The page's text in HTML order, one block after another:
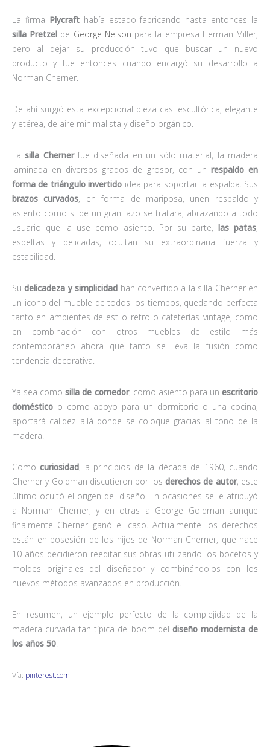
La firma Plycrafthabía estado fabricando hasta entonces la
silla Pretzel de George Nelson para la empresa Herman Miller,
pero al dejar su producción tuvo que buscar un nuevo
producto y fue entonces cuando encargó su desarrollo a
Norman Cherner.
De ahí surgió esta excepcional pieza casi escultórica, elegante
y etérea, de aire minimalista y diseño orgánico.
Lasilla Chernerfue diseñada en un sólo material, la madera
laminada en diversos grados de grosor, con un respaldo en
forma de triángulo invertido idea para soportar la espalda. Sus
brazos curvados, en forma de mariposa, unen respaldo y
asiento como si de un gran lazo se tratara, abrazando a todo
usuario que la use como asiento. Por su parte, las patas,
esbeltas y delicadas, ocultan su extraordinaria fuerza y
estabilidad.
Sudelicadeza y simplicidad han convertido a la silla Cherner en
un icono del mueble de todos los tiempos, quedando perfecta
tanto en ambientes de estilo retro o cafeterías vintage, como
en combinación con otros muebles de estilo más
contemporáneo ahora que tanto se lleva la fusión como
tendencia decorativa.
Ya sea comosilla de comedor, como asiento para unescritorio
doméstico o como apoyo para un dormitorio o una cocina,
aportará calidez allá donde se coloque gracias al tono de la
madera.
Comocuriosidad, a principios de la década de 1960, cuando
Cherner y Goldman discutieron por los derechos de autor, este
último ocultó el origen del diseño. En ocasiones se le atribuyó
a Norman Cherner, y en otras a George Goldman aunque
finalmente Cherner ganó el caso. Actualmente los derechos
están en posesión de los hijos de Norman Cherner, que hace
10 años decidieron reeditar sus obras utilizando los bocetos y
moldes originales del diseñador y combinándolos con los
nuevos métodos avanzados en producción.
En resumen, un ejemplo perfecto de la complejidad de la
madera curvada tan típica del boom deldiseño modernista de
los años 50.
Vía: pinterest.com